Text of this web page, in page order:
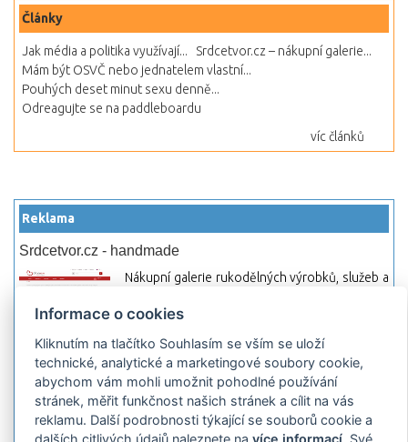
Články
Jak média a politika využívají...
Srdcetvor.cz – nákupní galerie...
Mám být OSVČ nebo jednatelem vlastní...
Pouhých deset minut sexu denně...
Odreagujte se na paddleboardu
víc článků
Reklama
Srdcetvor.cz - handmade
Nákupní galerie rukodělných výrobků, služeb a
začít prodávat nebo jen nakupovat.
Hledej-hosting.cz - webhosting, VPS
hosting
Přehled webhostingových, multihosting a VPS
hosting programů s možností jejich
pokročilého vyhledávání a porovnávání.
Informace o cookies
Kliknutím na tlačítko Souhlasím se vším se uloží
technické, analytické a marketingové soubory cookie,
abychom vám mohli umožnit pohodlné používání
stránek, měřit funkčnost našich stránek a cílit na vás
reklamu. Další podrobnosti týkající se souborů cookie a
dalších citlivých údajů naleznete navíce informací . Své